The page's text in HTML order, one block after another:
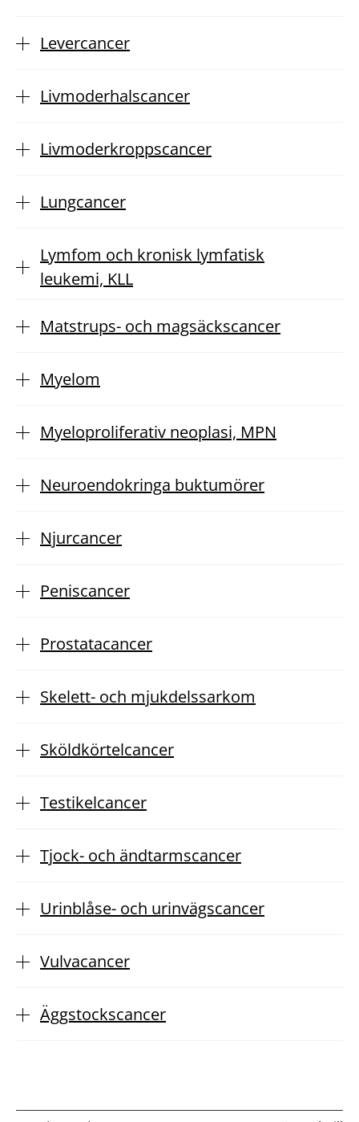
Levercancer
Livmoderhalscancer
Livmoderkroppscancer
Lungcancer
Lymfom och kronisk lymfatisk
leukemi, KLL
Matstrups- och magsäckscancer
Myelom
Myeloproliferativ neoplasi, MPN
Neuroendokringa buktumörer
Njurcancer
Peniscancer
Prostatacancer
Skelett- och mjukdelssarkom
Sköldkörtelcancer
Testikelcancer
Tjock- och ändtarmscancer
Urinblåse- och urinvägscancer
Vulvacancer
Äggstockscancer